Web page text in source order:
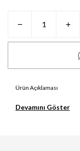
Ürün Açıklaması
Devamını Göster